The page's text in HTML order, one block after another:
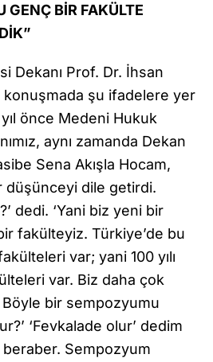
GENÇ BİR FAKÜLTE
Dekanı Prof. Dr. İhsan
konuşmada şu ifadelere yer
önce Medeni Hukuk
aynı zamanda Dekan
Sena Akışla Hocam,
düşünceyi dile getirdi.
dedi. ‘Yani biz yeni bir
fakülteyiz. Türkiye’de bu
var; yani 100 yılı
var. Biz daha çok
bir sempozyumu
‘Fevkalade olur’ dedim
beraber. Sempozyum